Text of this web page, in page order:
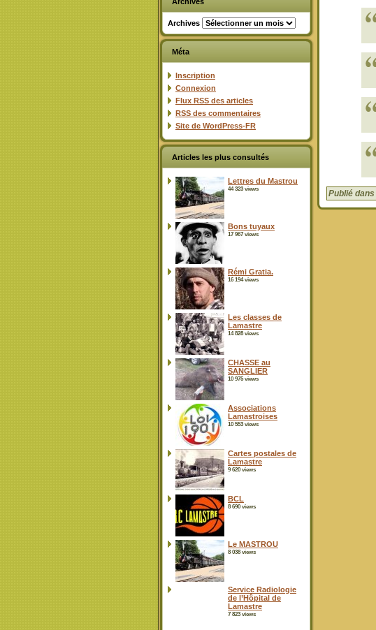
Archives
Méta
Inscription
Connexion
Flux RSS des articles
RSS des commentaires
Site de WordPress-FR
Articles les plus consultés
Lettres du Mastrou
44 323 views
Bons tuyaux
17 967 views
Rémi Gratia.
16 194 views
Les classes de
Lamastre
14 828 views
CHASSE au
SANGLIER
10 975 views
Associations
Lamastroises
10 553 views
Cartes postales de
Lamastre
9 620 views
BCL
8 690 views
Le MASTROU
8 038 views
Service Radiologie
de l’Hôpital de
Lamastre
7 823 views
Publié dans